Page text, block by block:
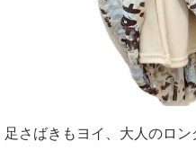
足さばきもヨイ、大人のロ